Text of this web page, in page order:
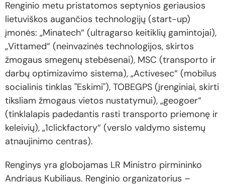
Renginio metu pristatomos septynios geriausios
lietuviškos augančios technologijų (start-up)
įmonės: „Minatech“ (ultragarso keitiklių gamintojai),
„Vittamed“ (neinvazinės technologijos, skirtos
žmogaus smegenų stebėsenai), MSC (transporto ir
darbų optimizavimo sistema), „Activesec“ (mobilus
socialinis tinklas "Eskimi"), TOBEGPS (įrenginiai, skirti
tiksliam žmogaus vietos nustatymui), „geogoer“
(tinklalapis padedantis rasti transporto priemonę ir
keleivių), „1clickfactory“ (verslo valdymo sistemų
atnaujinimo centras).
Renginys yra globojamas LR Ministro pirmininko
Andriaus Kubiliaus. Renginio organizatorius –